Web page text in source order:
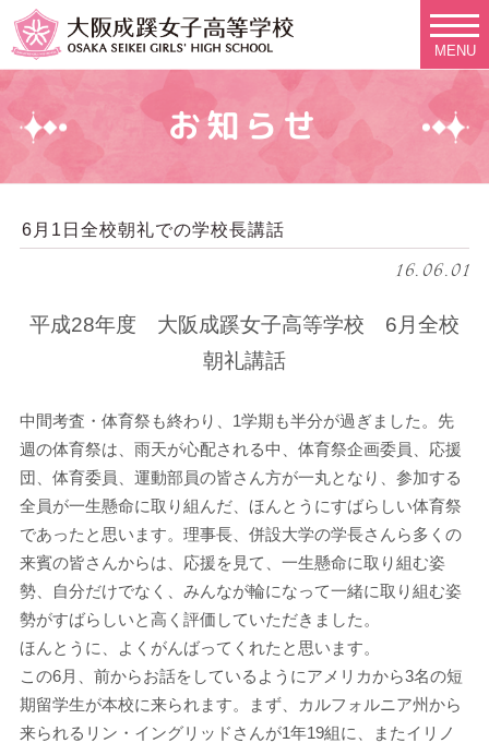
MENU
お知らせ
6月1日全校朝礼での学校長講話
16.06.01
平成28年度 大阪成蹊女子高等学校 6月全校
朝礼講話
中間考査・体育祭も終わり、1学期も半分が過ぎました。先
週の体育祭は、雨天が心配される中、体育祭企画委員、応援
団、体育委員、運動部員の皆さん方が一丸となり、参加する
全員が一生懸命に取り組んだ、ほんとうにすばらしい体育祭
であったと思います。理事長、併設大学の学長さんら多くの
来賓の皆さんからは、応援を見て、一生懸命に取り組む姿
勢、自分だけでなく、みんなが輪になって一緒に取り組む姿
勢がすばらしいと高く評価していただきました。
ほんとうに、よくがんばってくれたと思います。
この6月、前からお話をしているようにアメリカから3名の短
期留学生が本校に来られます。まず、カルフォルニア州から
来られるリン・イングリッドさんが1年19組に、またイリノ